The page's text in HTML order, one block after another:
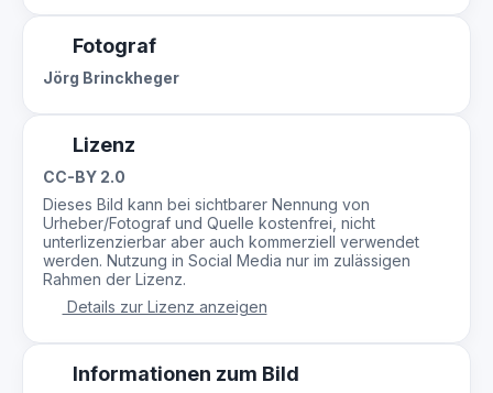
Fotograf
Jörg Brinckheger
Lizenz
CC-BY 2.0
Dieses Bild kann bei sichtbarer Nennung von
Urheber/Fotograf und Quelle kostenfrei, nicht
unterlizenzierbar aber auch kommerziell verwendet
werden. Nutzung in Social Media nur im zulässigen
Rahmen der Lizenz.
Details zur Lizenz anzeigen
Informationen zum Bild